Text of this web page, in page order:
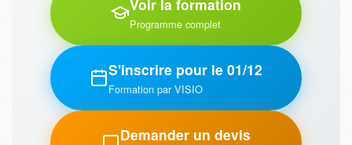
Voir la formation
Programme complet
S'inscrire pour le 01/12
Formation par VISIO
Demander un devis